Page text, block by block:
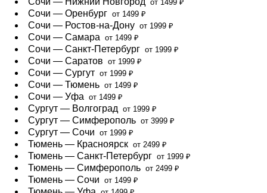
от 1499 ₽
Сочи — Оренбург от 1499 ₽
Сочи — Ростов-на-Дону от 1999 ₽
Сочи — Самара от 1499 ₽
Сочи — Санкт-Петербург от 1999 ₽
Сочи — Саратов от 1999 ₽
Сочи — Сургут от 1999 ₽
Сочи — Тюмень от 1499 ₽
Сочи — Уфа от 1499 ₽
Сургут — Волгоград от 1999 ₽
Сургут — Симферополь от 3999 ₽
Сургут — Сочи от 1999 ₽
Тюмень — Красноярск от 2499 ₽
Тюмень — Санкт-Петербург от 1999 ₽
Тюмень — Симферополь от 2499 ₽
Тюмень — Сочи от 1499 ₽